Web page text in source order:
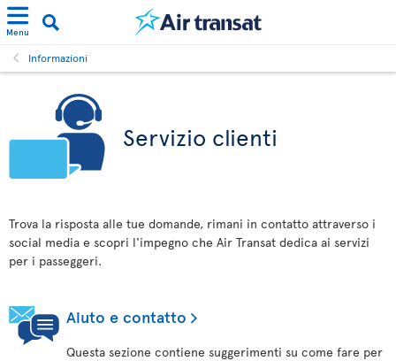
Menu
Informazioni
Servizio clienti
Trova la risposta alle tue domande, rimani in contatto attraverso i
social media e scopri l'impegno che Air Transat dedica ai servizi
per i passeggeri.
Aiuto e contatto
Questa sezione contiene suggerimenti su come fare per